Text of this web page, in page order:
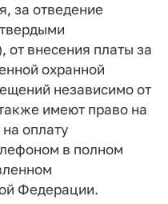
за отведение
внесения платы за
охранной
независимо от
имеют право на
оплату
в полном
Федерации.